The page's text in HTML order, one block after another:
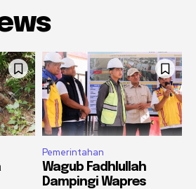
Pemerintahan
Wagub Fadhlullah
Dampingi Wapres